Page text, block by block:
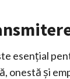
esențial
onestă și